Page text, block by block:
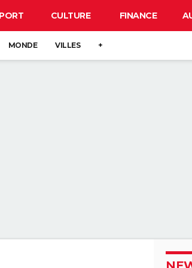
CULTURE FINANCE
MONDE VILLES +